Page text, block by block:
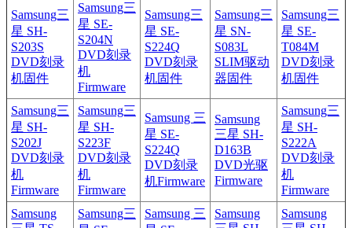
Samsung三
星 SH-
S203S
DVD刻录
机固件
Samsung三
星 SE-
S204N
DVD刻录
机
Firmware
Samsung三
星 SE-
S224Q
DVD刻录
机固件
Samsung三
星 SN-
S083L
SLIM驱动
器固件
Samsung三
星 SE-
T084M
DVD刻录
机固件
Samsung三
星 SH-
S202J
DVD刻录
机
Firmware
Samsung三
星 SH-
S223F
DVD刻录
机
Firmware
Samsung 三
星 SE-
S224Q
DVD刻录
机Firmware
Samsung
三星 SH-
D163B
DVD光驱
Firmware
Samsung三
星 SH-
S222A
DVD刻录
机
Firmware
Samsung
Samsung三
Samsung 三
Samsung
Samsung